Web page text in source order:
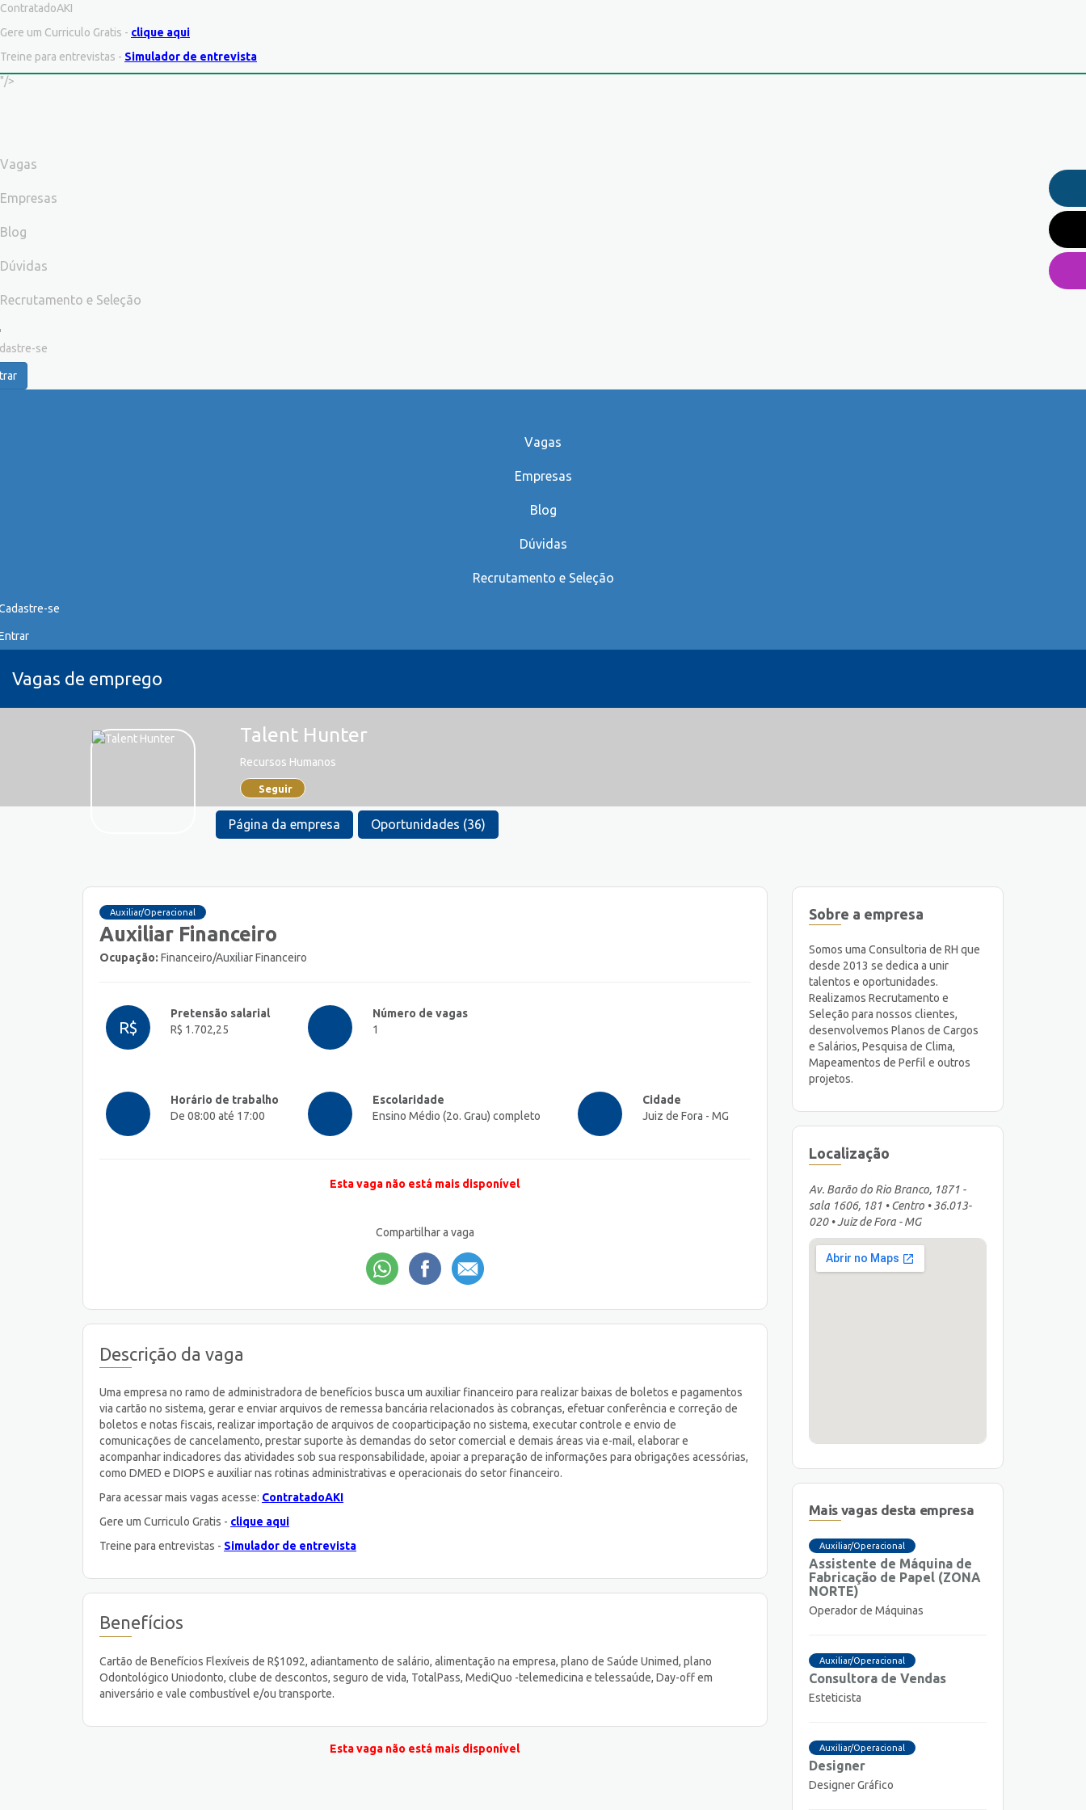
ContratadoAKI
Gere um Curriculo Gratis - clique aqui
Treine para entrevistas - Simulador de entrevista
"/>
Vagas
Empresas
Blog
Dúvidas
Recrutamento e Seleção
se
Vagas
Empresas
Blog
Dúvidas
Recrutamento e Seleção
se
Vagas de emprego
Talent Hunter
Recursos Humanos
Seguir
Página da empresa Oportunidades (36)
Auxiliar/Operacional
Auxiliar Financeiro
Ocupação: Financeiro/Auxiliar Financeiro
R$
Pretensão salarial
R$ 1.702,25
Número de vagas
1
Horário de trabalho
De 08:00 até 17:00
Escolaridade
Ensino Médio (2o. Grau) completo
Cidade
Juiz de Fora - MG
Esta vaga não está mais disponível
Compartilhar a vaga
Descrição da vaga
Uma empresa no ramo de administradora de benefícios busca um auxiliar financeiro para realizar baixas de boletos e pagamentos
via cartão no sistema, gerar e enviar arquivos de remessa bancária relacionados às cobranças, efetuar conferência e correção de
boletos e notas fiscais, realizar importação de arquivos de cooparticipação no sistema, executar controle e envio de
comunicações de cancelamento, prestar suporte às demandas do setor comercial e demais áreas via e-mail, elaborar e
acompanhar indicadores das atividades sob sua responsabilidade, apoiar a preparação de informações para obrigações acessórias,
como DMED e DIOPS e auxiliar nas rotinas administrativas e operacionais do setor financeiro.
Para acessar mais vagas acesse: ContratadoAKI
Gere um Curriculo Gratis - clique aqui
Treine para entrevistas - Simulador de entrevista
Benefícios
Cartão de Benefícios Flexíveis de R$1092, adiantamento de salário, alimentação na empresa, plano de Saúde Unimed, plano
Odontológico Uniodonto, clube de descontos, seguro de vida, TotalPass, MediQuo -telemedicina e telessaúde, Day-off em
aniversário e vale combustível e/ou transporte.
Esta vaga não está mais disponível
Sobre a empresa
Somos uma Consultoria de RH que
desde 2013 se dedica a unir
talentos e oportunidades.
Realizamos Recrutamento e
Seleção para nossos clientes,
desenvolvemos Planos de Cargos
e Salários, Pesquisa de Clima,
Mapeamentos de Perfil e outros
projetos.
Localização
Av. Barão do Rio Branco, 1871 -
sala 1606, 181 • Centro • 36.013-
020 • Juiz de Fora - MG
Mais vagas desta empresa
Auxiliar/Operacional
Assistente de Máquina de
Fabricação de Papel (ZONA
NORTE)
Operador de Máquinas
Auxiliar/Operacional
Consultora de Vendas
Esteticista
Auxiliar/Operacional
Designer
Designer Gráfico